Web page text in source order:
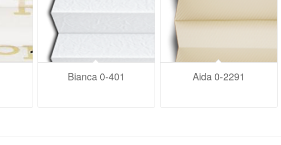
Bianca 0-401 Aida 0-2291